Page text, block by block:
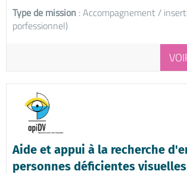
Type de mission : Accompagnement /
porfessionnel)
Aide et appui à la recherche
personnes déficientes visuelles